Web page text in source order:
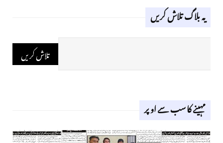
یہ بلاگ تلاش کریں
مہینے کا سب سے اوپر